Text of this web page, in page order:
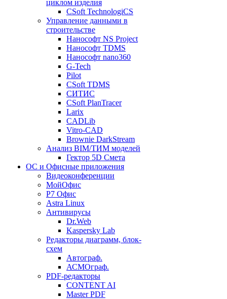
циклом изделия
CSoft TechnologiCS
Управление данными в
строительстве
Нанософт NS Project
Нанософт TDMS
Нанософт nano360
G-Tech
Pilot
CSoft TDMS
СИТИС
CSoft PlanTracer
Larix
CADLib
Vitro-CAD
Brownie DarkStream
Анализ BIM/ТИМ моделей
Гектор 5D Смета
ОС и Офисные приложения
Видеоконференции
МойОфис
P7 Офис
Astra Linux
Антивирусы
Dr.Web
Kaspersky Lab
Редакторы диаграмм, блок-
схем
Автограф.
АСМОграф.
PDF-редакторы
CONTENT AI
Master PDF